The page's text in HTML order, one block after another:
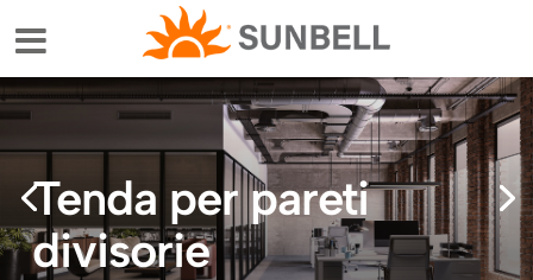
Tenda per pareti
divisorie